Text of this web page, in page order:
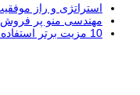
استراتژی و راز
مهندسی منو پر
10 مزیت برتر استفاده از طعم دهنده ها ومحصولات رستورانی مزه لذیذ